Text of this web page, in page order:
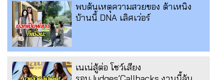
พบต้นเหตุความสวยของ ต้าเหนิง
บ้านนี้ DNA เลิศเว่อร์
เนเน่สู้ต่อ โชว์เสียง